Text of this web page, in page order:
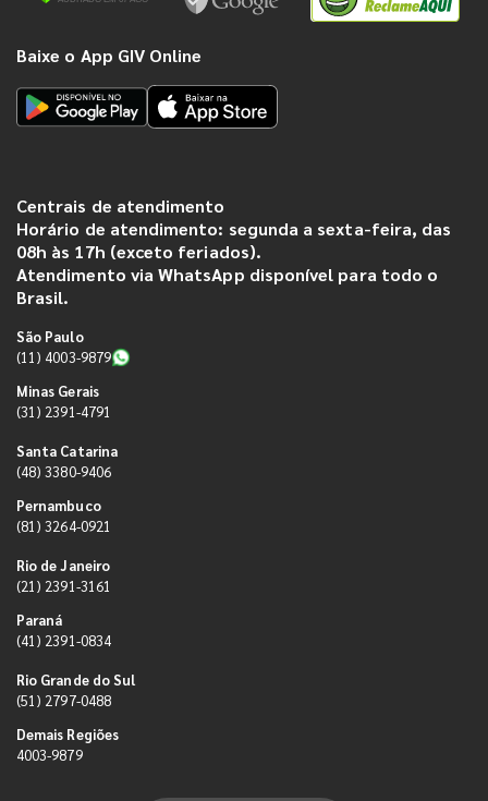
Baixe o App GIV Online
Centrais de atendimento
Horário de atendimento: segunda a sexta-feira, das
08h às 17h (exceto feriados).
Atendimento via WhatsApp disponível para todo o
Brasil.
São Paulo
(11) 4003-9879
Minas Gerais
(31) 2391-4791
Santa Catarina
(48) 3380-9406
Pernambuco
(81) 3264-0921
Rio de Janeiro
(21) 2391-3161
Paraná
(41) 2391-0834
Rio Grande do Sul
(51) 2797-0488
Demais Regiões
4003-9879